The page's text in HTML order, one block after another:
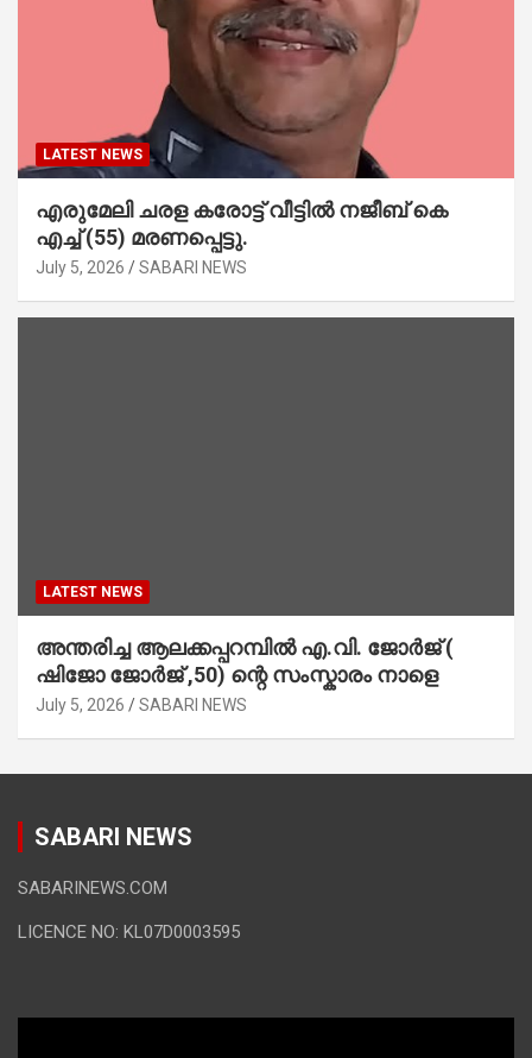
LATEST NEWS
എരുമേലി ചരള കരോട്ട് വീട്ടിൽ നജീബ് കെ
എച്ച് (55) മരണപ്പെട്ടു.
July 5, 2026 SABARI NEWS
LATEST NEWS
അന്തരിച്ച ആ​ല​ക്ക​പ്പ​റമ്പിൽ​ എ.​വി. ജോ​ർ​ജ് (
ഷിജോ ജോർജ് ,50) ന്റെ സംസ്കാരം നാളെ
July 5, 2026 SABARI NEWS
SABARI NEWS
SABARINEWS.COM
LICENCE NO: KL07D0003595